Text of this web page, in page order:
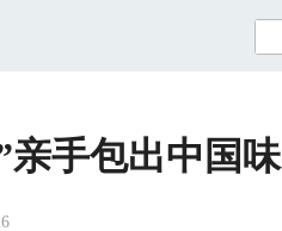
亲手包出中国味